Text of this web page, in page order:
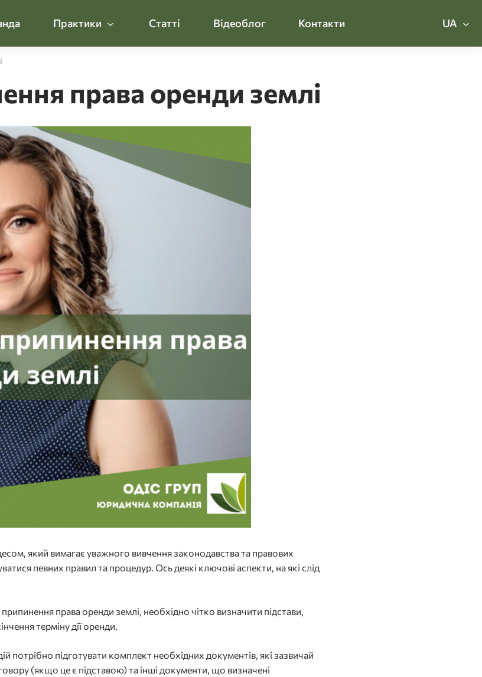
Практики Статті Відеоблог Контакти UA
права оренди землі
який вимагає уважного вивчення законодавства та правових
певних правил та процедур. Ось деякі ключові аспекти, на які слід
права оренди землі, необхідно чітко визначити підстави,
терміну дії оренди.
потрібно підготувати комплект необхідних документів, які зазвичай
(якщо це є підставою) та інші документи, що визначені